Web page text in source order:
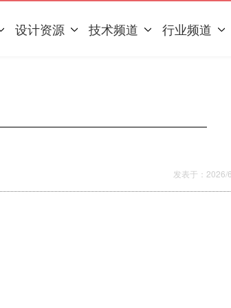
设计资源 技术频道 行业频道
发表于：2026/